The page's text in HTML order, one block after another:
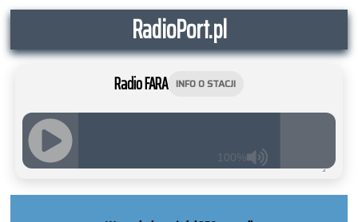
RadioPort.pl
Radio FARA INFO O STACJI
100%
RADIO